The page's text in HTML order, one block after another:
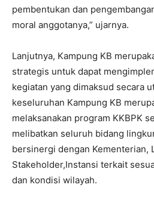
pembentukan dan
moral anggotanya,” ujarnya.
Lanjutnya, Kampung KB
strategis untuk dapat
kegiatan yang dimaksud secara
keseluruhan Kampung KB
melaksanakan program KKBPK
melibatkan seluruh bidang
bersinergi dengan Kementerian,
Stakeholder,Instansi terkait
dan kondisi wilayah.